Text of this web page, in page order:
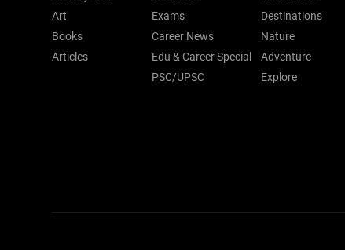
Art
Books
Articles
Exams
Career News
Edu & Career Special
PSC/UPSC
Destinations
Nature
Adventure
Explore